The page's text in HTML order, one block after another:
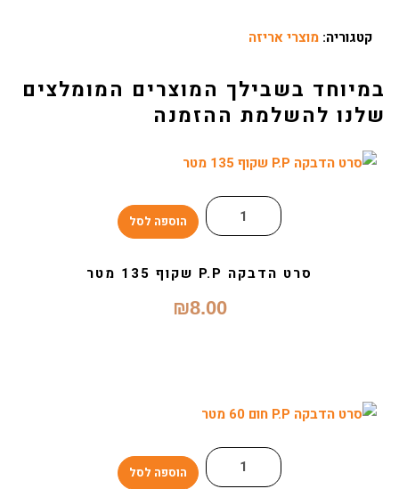
שרינק
3
ק"ג
150
קטגוריה: מוצרי אריזה
במיוחד בשבילך המוצרים המומלצים
שלנו להשלמת ההזמנה
הוספה לסל
סרט הדבקה P.P שקוף 135 מטר
₪8.00
הוספה לסל